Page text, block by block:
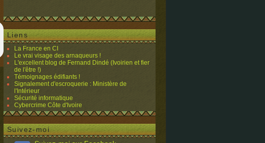
Liens
La France en CI
Le vrai visage des arnaqueurs !
L'excellent blog de Fernand Dindé (Ivoirien et fier
de l'être !)
Témoignages édifiants !
Signalement d'escroquerie : Ministère de
l'Intérieur
Sécurité informatique
Cybercrime Côte d'Ivoire
Suivez-moi